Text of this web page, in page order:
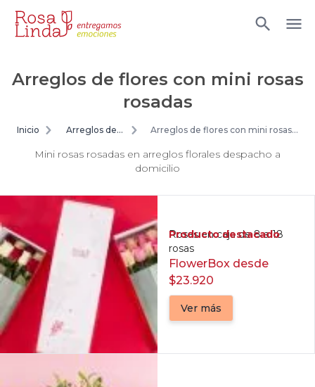
Arreglos de flores con mini rosas
rosadas
Inicio
Arreglos de
Arreglos de flores con mini rosas
Mini rosas rosadas en arreglos florales despacho a
domicilio
Producto destacado
Rosas en caja de 8 a 18
rosas
FlowerBox desde
$23.920
Ver más